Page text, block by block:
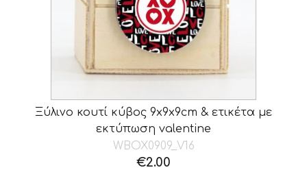
Ξύλινο κουτί κύβος 9x9x9cm & ετικέτα με
εκτύπωση valentine
WBOX0909_V16
€2.00